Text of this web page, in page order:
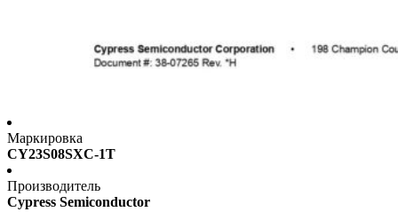
Маркировка
CY23S08SXC-1T
Производитель
Cypress Semiconductor